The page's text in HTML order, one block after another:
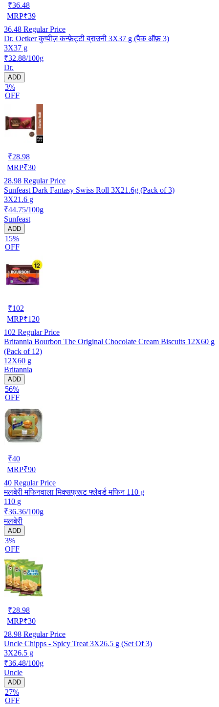
₹36.48
MRP₹39
36.48 Regular Price
Dr. Oetker कुप्पीज़ कन्फ़ेट्टी ब्राउनी 3X37 g (पैक ऑफ़ 3)
3X37 g
₹32.88/100g
Dr.
ADD
3%
OFF
₹28.98
MRP₹30
28.98 Regular Price
Sunfeast Dark Fantasy Swiss Roll 3X21.6g (Pack of 3)
3X21.6 g
₹44.75/100g
Sunfeast
ADD
15%
OFF
₹102
MRP₹120
102 Regular Price
Britannia Bourbon The Original Chocolate Cream Biscuits 12X60 g
(Pack of 12)
12X60 g
Britannia
ADD
56%
OFF
₹40
MRP₹90
40 Regular Price
मलबेरी मफिनवाला मिक्सफ्रूट फ्लेवर्ड मफिन 110 g
110 g
₹36.36/100g
मलबेरी
ADD
3%
OFF
₹28.98
MRP₹30
28.98 Regular Price
Uncle Chipps - Spicy Treat 3X26.5 g (Set Of 3)
3X26.5 g
₹36.48/100g
Uncle
ADD
27%
OFF